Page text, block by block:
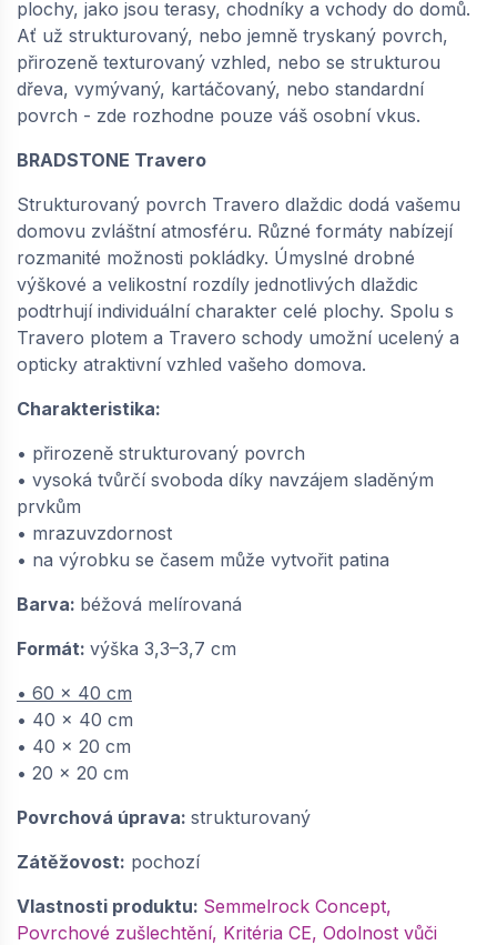
béžová melírovaná | 668211271
dodání do cca 6 týdnů
122,55Kč / ks
SEMMELROCK BRADSTONE TRAVERO /
dlaždice 40x40x3,5 cm, přirozeně
strukturovaný povrch, nepravidelné hrany -
béžová melírovaná | 668211273
dodání do cca 6 týdnů
225,97Kč / ks
SEMMELROCK BRADSTONE TRAVERO /
dlaždice 60x40x3,5 cm, přirozeně
strukturovaný povrch, nepravidelné hrany -
349,42
−
plochy, jako jsou terasy, chodníky a vchody do domů.
Ať už strukturovaný, nebo jemně tryskaný povrch,
přirozeně texturovaný vzhled, nebo se strukturou
dřeva, vymývaný, kartáčovaný, nebo standardní
povrch - zde rozhodne pouze váš osobní vkus.
BRADSTONE Travero
Strukturovaný povrch Travero dlaždic dodá vašemu
domovu zvláštní atmosféru. Různé formáty nabízejí
rozmanité možnosti pokládky. Úmyslné drobné
výškové a velikostní rozdíly jednotlivých dlaždic
podtrhují individuální charakter celé plochy. Spolu s
Travero plotem a Travero schody umožní ucelený a
opticky atraktivní vzhled vašeho domova.
Charakteristika:
• přirozeně strukturovaný povrch
• vysoká tvůrčí svoboda díky navzájem sladěným
prvkům
• mrazuvzdornost
• na výrobku se časem může vytvořit patina
Barva: béžová melírovaná
Formát: výška 3,3–3,7 cm
• 60 x 40 cm
• 40 x 40 cm
• 40 x 20 cm
• 20 x 20 cm
Povrchová úprava: strukturovaný
Zátěžovost: pochozí
Vlastnosti produktu: Semmelrock Concept,
Povrchové zušlechtění, Kritéria CE, Odolnost vůči